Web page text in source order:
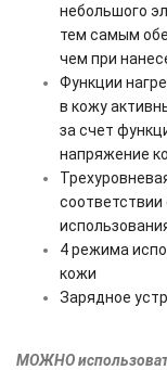
небольшого
тем самым
чем при
Функции
в кожу
за счет
напряжение
4 режима
кожи
Зарядное
МОЖНО